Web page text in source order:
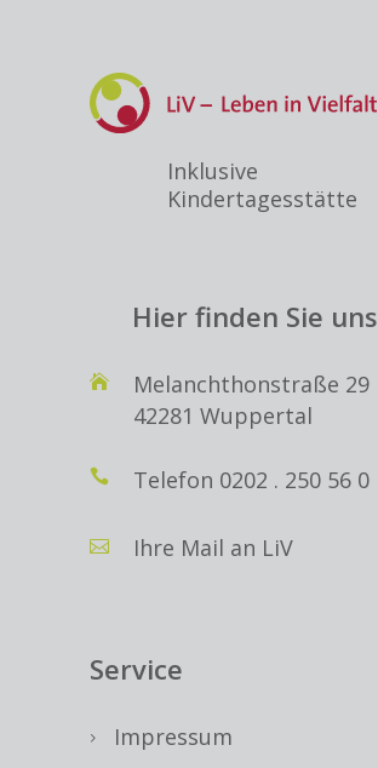
Inklusive
Kindertagesstätte
Hier finden Sie uns
Melanchthonstraße 29
42281 Wuppertal
Telefon 0202 . 250 56 0
Ihre Mail an LiV
Service
Impressum